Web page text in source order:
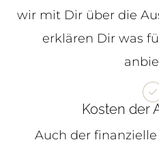
wir mit Dir über die
erklären Dir was
Kosten der
Auch der